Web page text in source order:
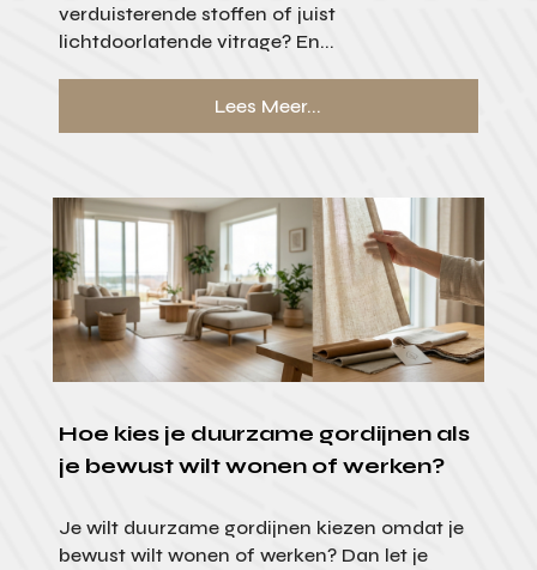
verduisterende stoffen of juist
lichtdoorlatende vitrage? En...
Lees Meer...
Hoe kies je duurzame gordijnen als
je bewust wilt wonen of werken?
Je wilt duurzame gordijnen kiezen omdat je
bewust wilt wonen of werken? Dan let je